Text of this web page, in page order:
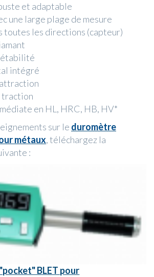
et adaptable
une large plage de mesure
toutes les directions (capteur)
intégré
traction
en HL, HRC, HB, HV*
sur le duromètre
métaux, téléchargez la
:
BLET pour